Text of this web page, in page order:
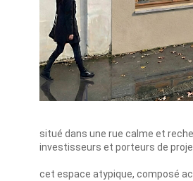
situé dans une rue calme et
investisseurs et porteurs de
cet espace atypique, composé